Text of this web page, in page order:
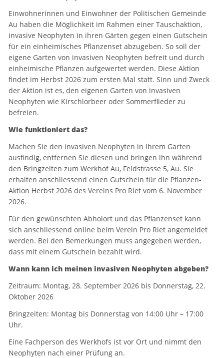
Einwohnerinnen und Einwohner der Politischen Gemeinde
Au haben die Möglichkeit im Rahmen einer Tauschaktion,
invasive Neophyten in ihren Gärten gegen einen Gutschein
für ein einheimisches Pflanzenset abzugeben. So soll der
eigene Garten von invasiven Neophyten befreit und durch
einheimische Pflanzen aufgewertet werden. Diese Aktion
findet im Herbst 2026 zum ersten Mal statt. Sinn und Zweck
der Aktion ist es, den eigenen Garten von invasiven
Neophyten wie Kirschlorbeer oder Sommerflieder zu
befreien.
Wie funktioniert das?
Machen Sie den invasiven Neophyten in Ihrem Garten
ausfindig, entfernen Sie diesen und bringen ihn während
den Bringzeiten zum Werkhof Au, Feldstrasse 5, Au. Sie
erhalten anschliessend einen Gutschein für die Pflanzen-
Aktion Herbst 2026 des Vereins Pro Riet vom 6. November
2026.
Für den gewünschten Abholort und das Pflanzenset kann
sich anschliessend online beim Verein Pro Riet angemeldet
werden. Bei den Bemerkungen muss angegeben werden,
dass mit einem Gutschein bezahlt wird.
Wann kann ich meinen invasiven Neophyten abgeben?
Zeitraum: Montag, 28. September 2026 bis Donnerstag, 22.
Oktober 2026
Bringzeiten: Montag bis Donnerstag von 14:00 Uhr – 17:00
Uhr.
Eine Fachperson des Werkhofs ist vor Ort und nimmt den
Neophyten nach einer Prüfung an.